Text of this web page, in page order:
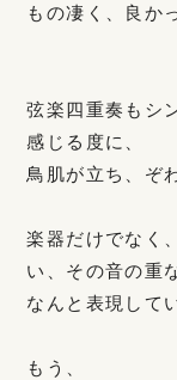
もの凄く、良か
弦楽四重奏もシ
感じる度に、
鳥肌が立ち、ぞ
楽器だけでなく
い、その音の重
なんと表現して
もう、